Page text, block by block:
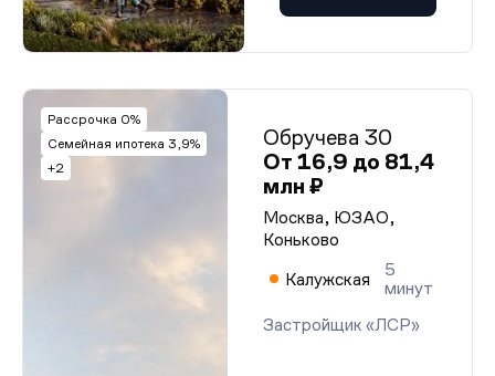
Рассрочка 0%
Семейная ипотека 3,9%
+2
Обручева 30
От 16,9 до 81,4
млн ₽
Москва, ЮЗАО,
Коньково
Калужская
5
минут
Застройщик «ЛСР»